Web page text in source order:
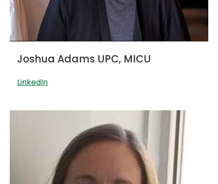
Joshua Adams UPC, MICU
LinkedIn